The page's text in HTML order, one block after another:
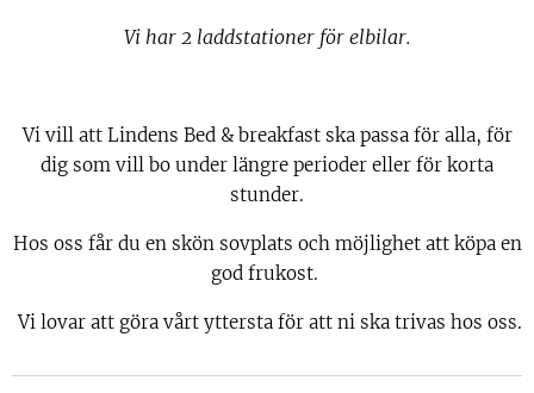
Vi har 2 laddstationer för elbilar.
Vi vill att Lindens Bed & breakfast ska passa för alla, för
dig som vill bo under längre perioder eller för korta
stunder.
Hos oss får du en skön sovplats och möjlighet att köpa en
god frukost.
Vi lovar att göra vårt yttersta för att ni ska trivas hos oss.